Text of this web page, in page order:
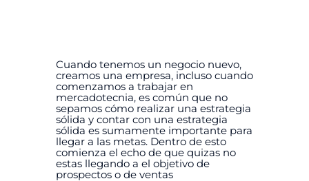
Cuando tenemos un negocio nuevo,
creamos una empresa, incluso cuando
comenzamos a trabajar en
mercadotecnia, es común que no
sepamos cómo realizar una estrategia
sólida y contar con una estrategia
sólida es sumamente importante para
llegar a las metas. Dentro de esto
comienza el echo de que quizas no
estas llegando a el objetivo de
prospectos o de ventas